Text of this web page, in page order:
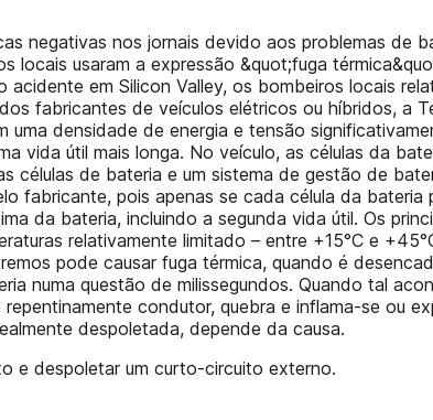
negativas nos jornais devido aos problemas de
locais usaram a expressão &quot;fuga
em Silicon Valley, os bombeiros locais
fabricantes de veículos elétricos ou híbridos, a
densidade de energia e tensão
vida útil mais longa. No veículo, as células da
células de bateria e um sistema de gestão de
fabricante, pois apenas se cada célula da
da bateria, incluindo a segunda vida útil. Os
relativamente limitado – entre +15°C e
pode causar fuga térmica, quando é
numa questão de milissegundos. Quando tal
condutor, quebra e inflama-se ou
despoletada, depende da causa.
e despoletar um curto-circuito externo.